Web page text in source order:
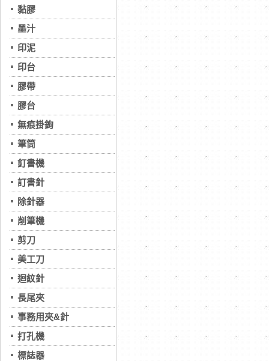
黏膠
墨汁
印泥
印台
膠帶
膠台
無痕掛鉤
筆筒
釘書機
訂書針
除針器
削筆機
剪刀
美工刀
迴紋針
長尾夾
事務用夾&針
打孔機
標誌器